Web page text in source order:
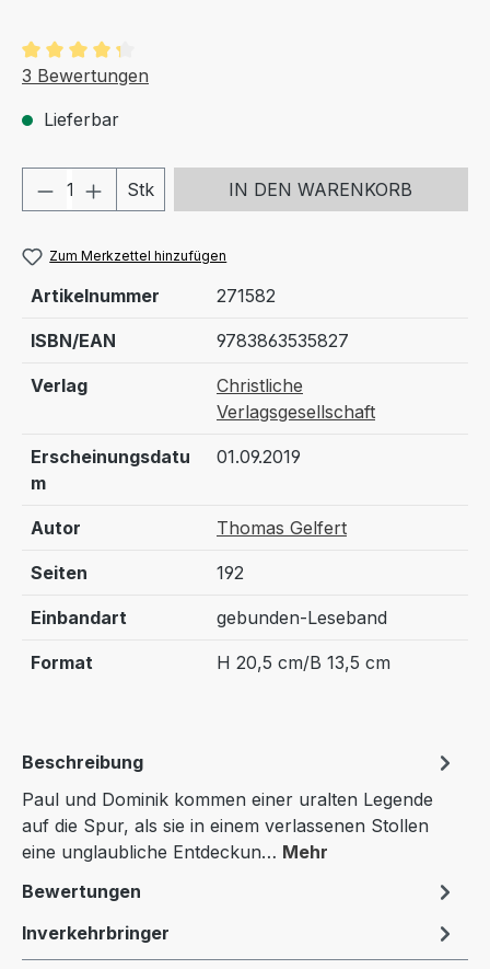
Durchschnittliche Bewertung von 4.33 von 5 Sternen
3 Bewertungen
Lieferbar
Produkt Anzahl: Gib den
Stk IN DEN WARENKORB
Zum Merkzettel hinzufügen
Artikelnummer 271582
ISBN/EAN 9783863535827
Verlag
Christliche
Verlagsgesellschaft
Erscheinungsdatu
m
01.09.2019
Autor Thomas Gelfert
Seiten 192
Einbandart gebunden-Leseband
Format H 20,5 cm/B 13,5 cm
Beschreibung
Paul und Dominik kommen einer uralten Legende
auf die Spur, als sie in einem verlassenen Stollen
eine unglaubliche Entdeckun… Mehr
Bewertungen
Inverkehrbringer